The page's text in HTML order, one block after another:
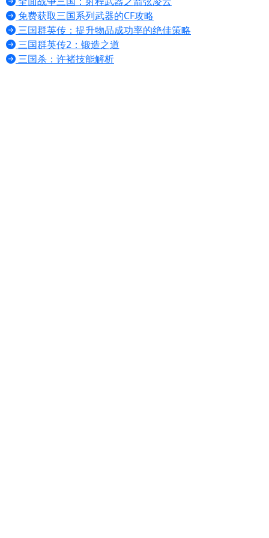
免费获取三国系列武器的CF攻略
三国群英传：提升物品成功率的绝佳策略
三国群英传2：锻造之道
三国杀：许褚技能解析